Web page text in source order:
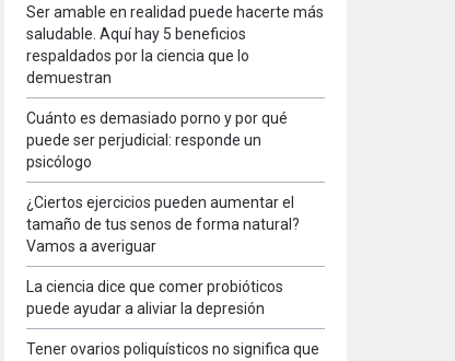
Ser amable en realidad puede hacerte más
saludable. Aquí hay 5 beneficios
respaldados por la ciencia que lo
demuestran
Cuánto es demasiado porno y por qué
puede ser perjudicial: responde un
psicólogo
¿Ciertos ejercicios pueden aumentar el
tamaño de tus senos de forma natural?
Vamos a averiguar
La ciencia dice que comer probióticos
puede ayudar a aliviar la depresión
Tener ovarios poliquísticos no significa que